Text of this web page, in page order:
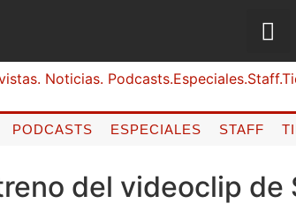
PODCASTS ESPECIALES STAFF
del videoclip de